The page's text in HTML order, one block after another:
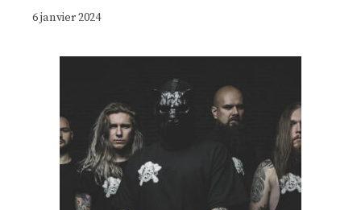
6 janvier 2024